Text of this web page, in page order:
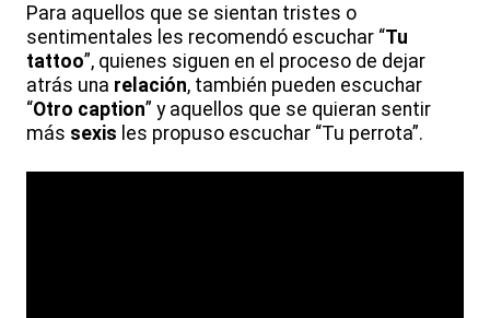
Para aquellos que se sientan tristes o
sentimentales les recomendó escuchar “Tu
tattoo”, quienes siguen en el proceso de dejar
atrás una relación, también pueden escuchar
“Otro caption” y aquellos que se quieran sentir
más sexis les propuso escuchar “Tu perrota”.